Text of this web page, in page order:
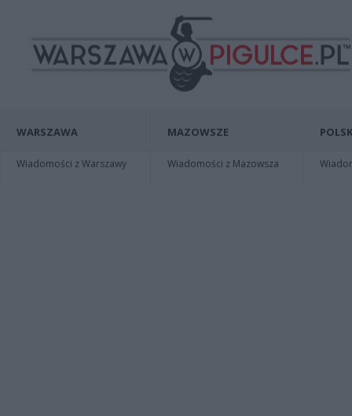
WARSZAWA
Wiadomości z Warszawy
MAZOWSZE
Wiadomości z Mazowsza